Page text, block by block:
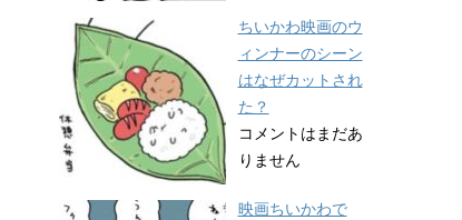
ちいかわ映画のウ
ィンナーのシーン
はなぜカットされ
た？
コメントはまだあ
りません
映画ちいかわで